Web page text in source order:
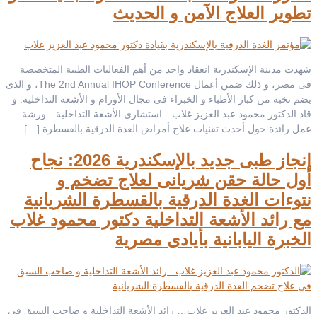
تطوير العلاج الآمن و الحديث
شهدت مدينة الإسكندرية انعقاد واحد من أهم الفعاليات الطبية المتخصصة
فى مصر، و ذلك ضمن أعمال The 2nd Annual IHOP Conference، و الذى
يضم نخبة من كبار الأطباء و الخبراء فى مجال الأورام و الأشعة التداخلية. و
قاد الدكتور محمود عبد العزيز غلاب—استشارى الأشعة التداخلية—ورشة
عمل رائدة حول أحدث تقنيات علاج أمراض الغدة الدرقية بالقسطرة […]
إنجاز طبى جديد بالإسكندرية 2026: نجاح
أول حالة حقن شريانى لعلاج تضخم و
نتوءات الغدة الدرقية بالقسطرة الشريانية
مع رائد الأشعة التداخلية دكتور محمود غلاب
الخبرة اليابانية بأيادى مصرية
الدكتور محمود عبد العزيز غلاب… رائد الأشعة التداخلية و صاحب السبق فى